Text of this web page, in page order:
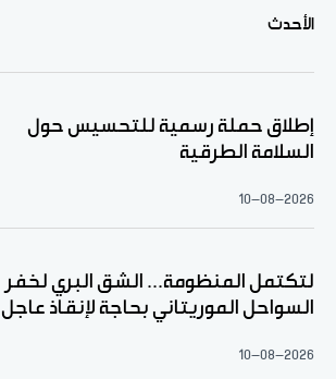
الأحدث
إطلاق حملة رسمية للتحسيس حول
السلامة الطرقية
10-08-2026
لتكتمل المنظومة... الشق البري لخفر
السواحل الموريتاني بحاجة لإنقاذ عاجل
10-08-2026